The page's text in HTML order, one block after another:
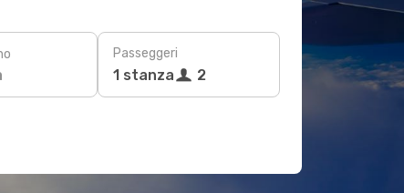
Passeggeri
1 stanza 2